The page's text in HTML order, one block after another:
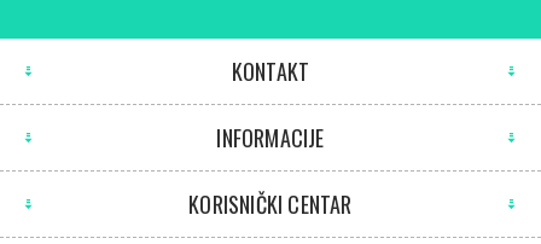
KONTAKT
INFORMACIJE
KORISNIČKI CENTAR